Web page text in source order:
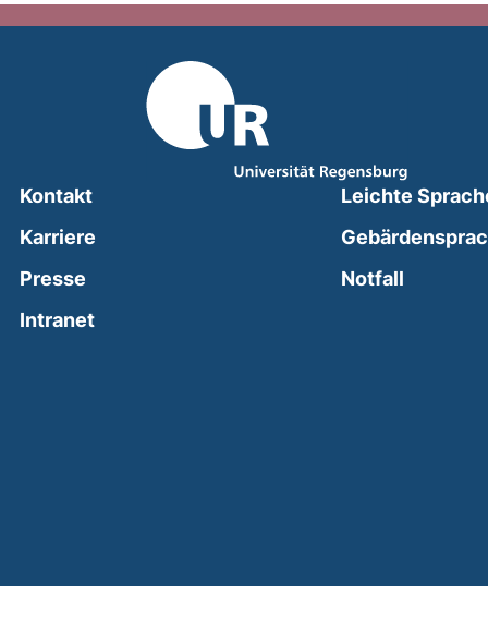
Kontakt
Karriere
Presse
Intranet(external link, opens in a new window)
Leichte
Notfall